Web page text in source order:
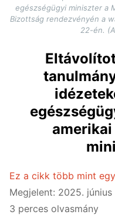
egészségügyi miniszter a
Bizottság rendezvényén a
22-én.
Ez a cikk több mint
Megjelent: 2025. június
3 perces olvasmány